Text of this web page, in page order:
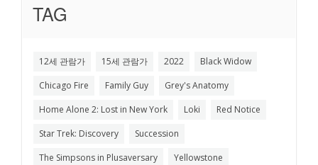
TAG
12세 관람가 15세 관람가 2022
Black Widow
Chicago Fire
Family Guy
Grey's Anatomy
Home Alone 2: Lost in New York
Loki
Red Notice
Star Trek: Discovery
Succession
The Simpsons in Plusaversary
Yellowstone